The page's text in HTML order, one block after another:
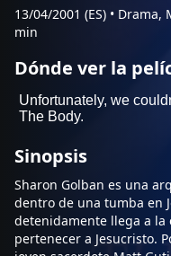
13/04/2001 (ES) • Drama,
min
Dónde ver la
Sinopsis
Sharon Golban es una
dentro de una tumba en
detenidamente llega a la
pertenecer a Jesucristo.